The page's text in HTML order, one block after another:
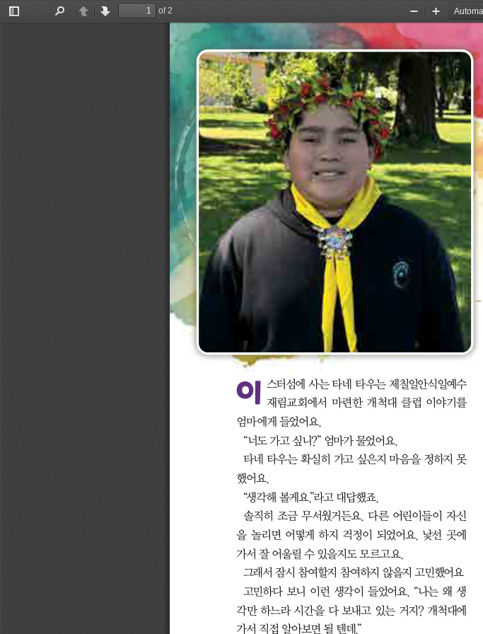
Toggle
PreviousNext
of 2
Zoom
Zoom
이 스터섬에 사는 타네 타우는 제칠일안식일예수
재림교회에서 마련한 개척대 클럽 이야기를
엄마에게 들었어요.
“너도 가고 싶니?” 엄마가 물었어요.
타네 타우는 확실히 가고 싶은지 마음을 정하지 못
했어요.
“생각해 볼게요.”라고 대답했죠.
솔직히 조금 무서웠거든요. 다른 어린이들이 자신
을 놀리면 어떻게 하지 걱정이 되었어요. 낯선 곳에
가서 잘 어울릴 수 있을지도 모르고요.
그래서 잠시 참여할지 참여하지 않을지 고민했어요
고민하다 보니 이런 생각이 들었어요. “나는 왜 생
각만 하느라 시간을 다 보내고 있는 거지? 개척대에
가서 직접 알아보면 될 텐데.”